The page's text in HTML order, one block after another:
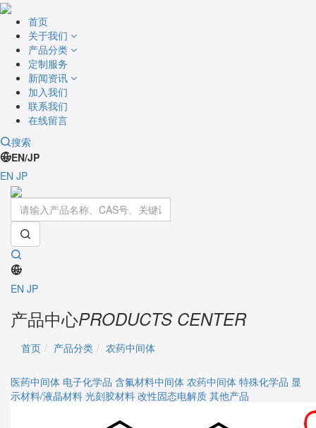
首页
关于我们
产品分类
定制服务
新闻资讯
加入我们
联系我们
在线留言
搜索
EN/JP
EN JP
EN JP
产品中心PRODUCTS CENTER
首页 产品分类 农药中间体
医药中间体 电子化学品 含氟材料中间体 农药中间体 特殊化学品 显
示材料/液晶材料 光刻胶材料 改性固态电解质 其他产品